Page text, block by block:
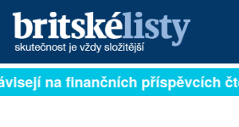
PŘIHLÁSIT
na finančních příspěvcích